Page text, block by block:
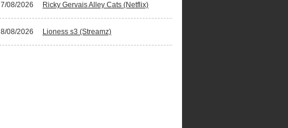
7/08/2026 Ricky Gervais Alley Cats (Netflix)
8/08/2026 Lioness s3 (Streamz)